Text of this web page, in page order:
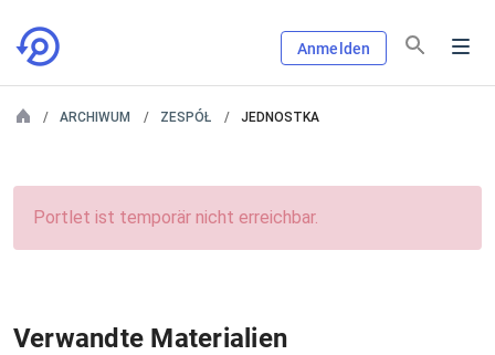
Anmelden
ARCHIWUM ZESPÓŁ JEDNOSTKA
Portlet ist temporär nicht erreichbar.
Verwandte Materialien